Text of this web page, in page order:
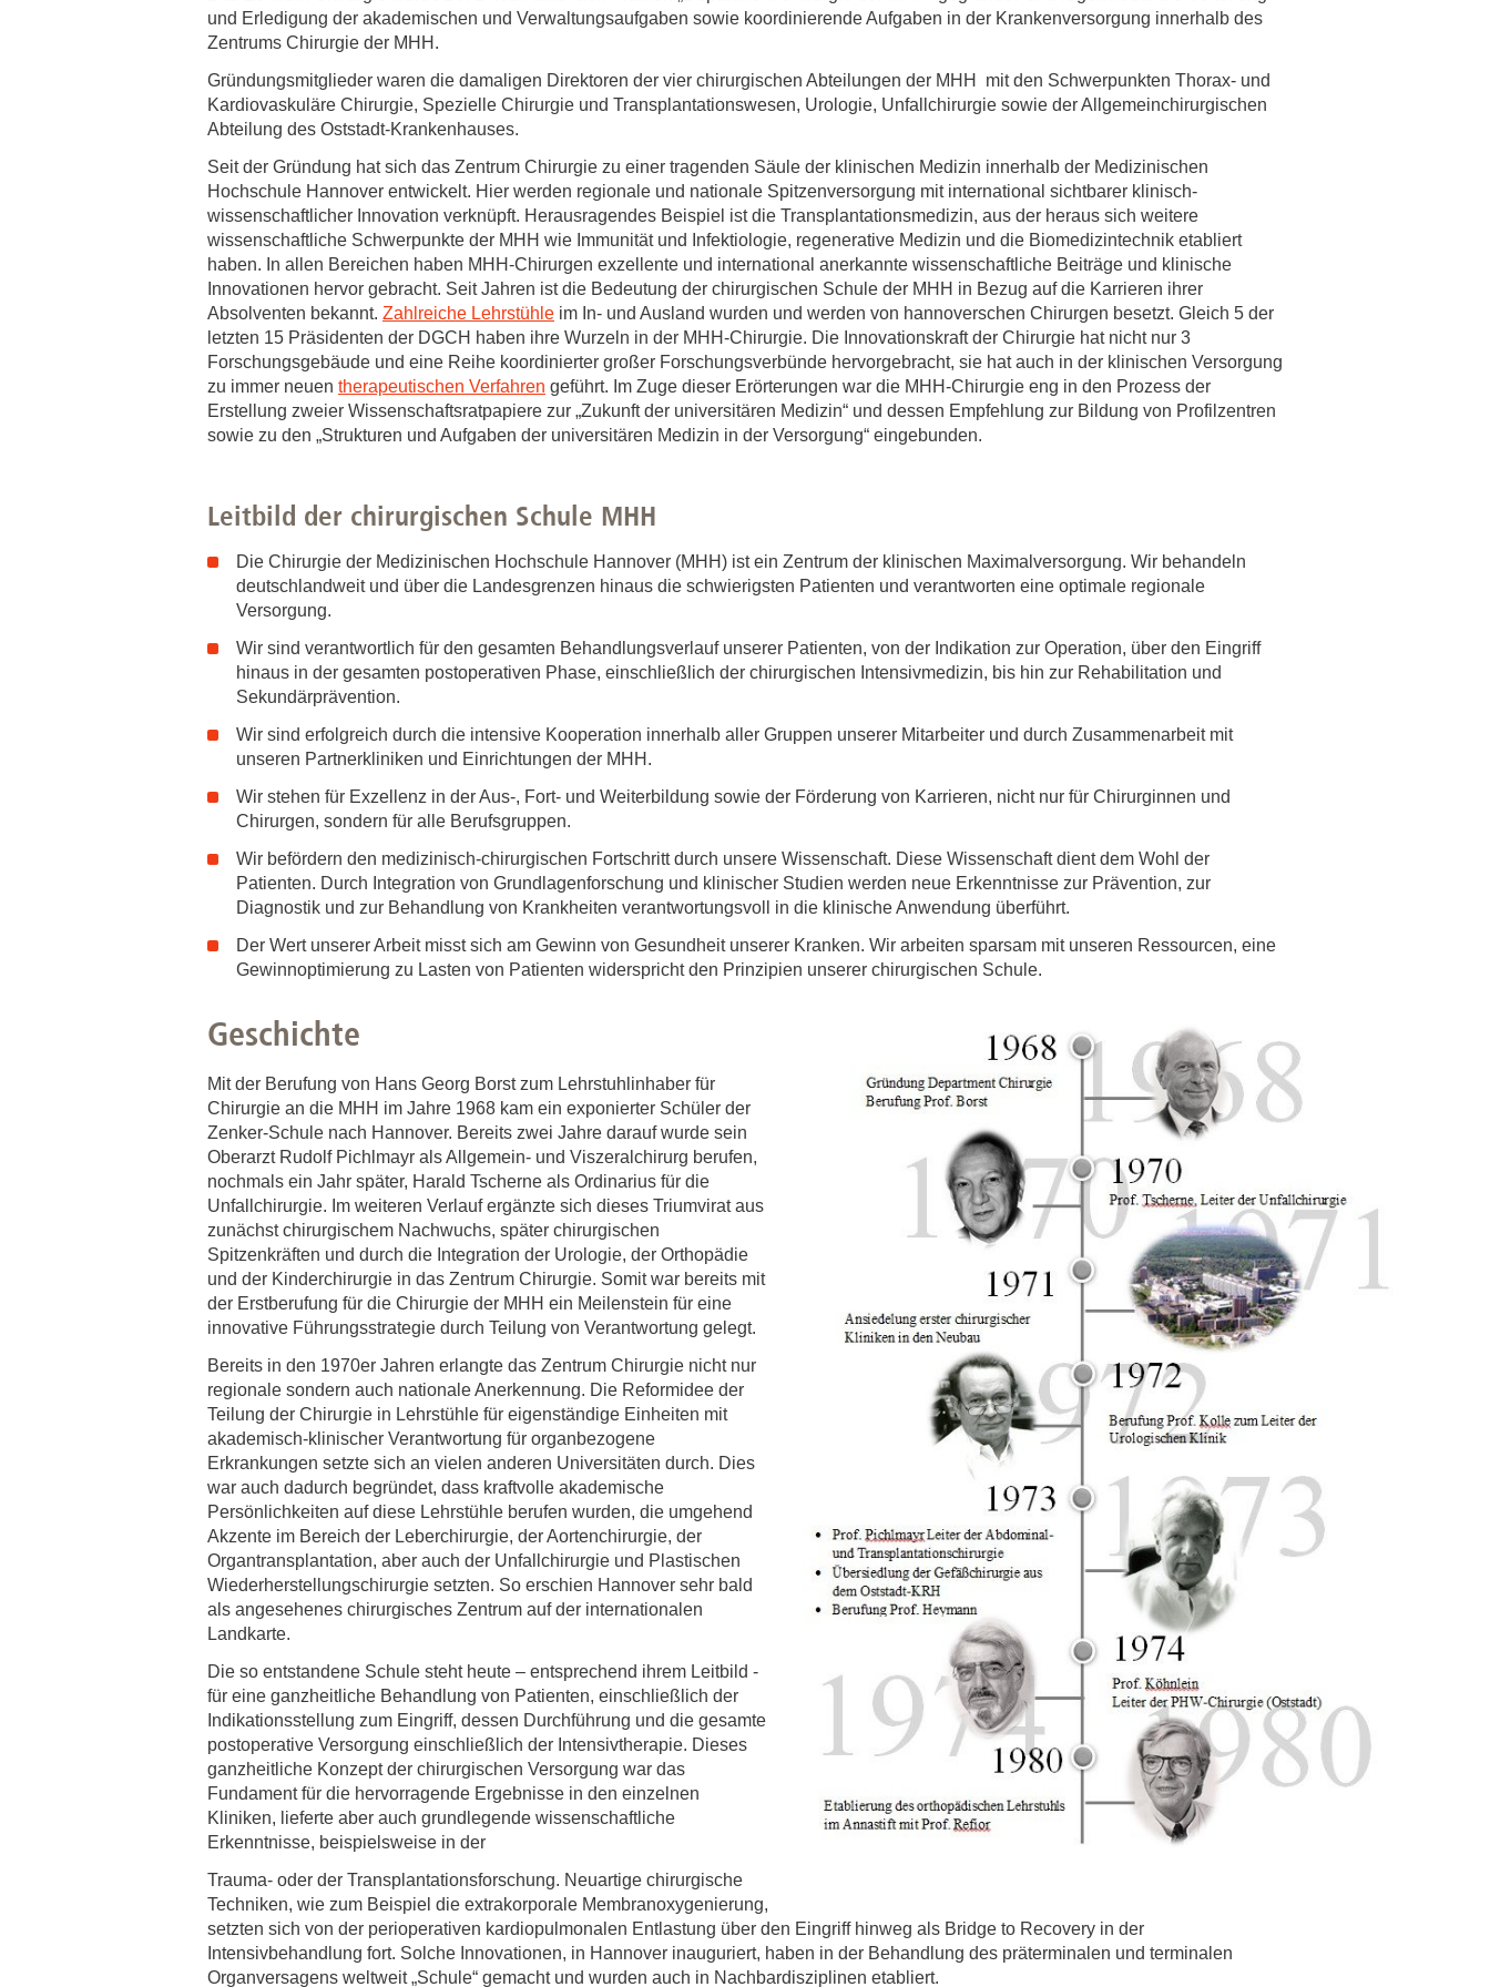
Zentrale Forschungseinrichtung Elektronenmikroskopie
Akademische Karriereentwicklung
Ansprechpersonen
Für Postdoktorand:innen
Forschungsdatenpolicy
Dekanin für Forschung und Transfer und
Gute wissenschaftliche Praxis
GWP-Kommission
Ombudswesen und Ombudsperson
Partner:innen & Netzwerke
Für Lebenswissenschaftler:innen
Für Startups und Gründer:innen
und Erledigung der akademischen und Verwaltungsaufgaben sowie koordinierende Aufgaben in der Krankenversorgung innerhalb des
Zentrums Chirurgie der MHH.
Gründungsmitglieder waren die damaligen Direktoren der vier chirurgischen Abteilungen der MHH mit den Schwerpunkten Thorax- und
Kardiovaskuläre Chirurgie, Spezielle Chirurgie und Transplantationswesen, Urologie, Unfallchirurgie sowie der Allgemeinchirurgischen
Abteilung des Oststadt-Krankenhauses.
Seit der Gründung hat sich das Zentrum Chirurgie zu einer tragenden Säule der klinischen Medizin innerhalb der Medizinischen
Hochschule Hannover entwickelt. Hier werden regionale und nationale Spitzenversorgung mit international sichtbarer klinisch-
wissenschaftlicher Innovation verknüpft. Herausragendes Beispiel ist die Transplantationsmedizin, aus der heraus sich weitere
wissenschaftliche Schwerpunkte der MHH wie Immunität und Infektiologie, regenerative Medizin und die Biomedizintechnik etabliert
haben. In allen Bereichen haben MHH-Chirurgen exzellente und international anerkannte wissenschaftliche Beiträge und klinische
Innovationen hervor gebracht. Seit Jahren ist die Bedeutung der chirurgischen Schule der MHH in Bezug auf die Karrieren ihrer
Absolventen bekannt. Zahlreiche Lehrstühle im In- und Ausland wurden und werden von hannoverschen Chirurgen besetzt. Gleich 5 der
letzten 15 Präsidenten der DGCH haben ihre Wurzeln in der MHH-Chirurgie. Die Innovationskraft der Chirurgie hat nicht nur 3
Forschungsgebäude und eine Reihe koordinierter großer Forschungsverbünde hervorgebracht, sie hat auch in der klinischen Versorgung
zu immer neuen therapeutischen Verfahren geführt. Im Zuge dieser Erörterungen war die MHH-Chirurgie eng in den Prozess der
Erstellung zweier Wissenschaftsratpapiere zur „Zukunft der universitären Medizin“ und dessen Empfehlung zur Bildung von Profilzentren
sowie zu den „Strukturen und Aufgaben der universitären Medizin in der Versorgung“ eingebunden.
Leitbild der chirurgischen Schule MHH
Die Chirurgie der Medizinischen Hochschule Hannover (MHH) ist ein Zentrum der klinischen Maximalversorgung. Wir behandeln
deutschlandweit und über die Landesgrenzen hinaus die schwierigsten Patienten und verantworten eine optimale regionale
Versorgung.
Wir sind verantwortlich für den gesamten Behandlungsverlauf unserer Patienten, von der Indikation zur Operation, über den Eingriff
hinaus in der gesamten postoperativen Phase, einschließlich der chirurgischen Intensivmedizin, bis hin zur Rehabilitation und
Sekundärprävention.
Wir sind erfolgreich durch die intensive Kooperation innerhalb aller Gruppen unserer Mitarbeiter und durch Zusammenarbeit mit
unseren Partnerkliniken und Einrichtungen der MHH.
Wir stehen für Exzellenz in der Aus-, Fort- und Weiterbildung sowie der Förderung von Karrieren, nicht nur für Chirurginnen und
Chirurgen, sondern für alle Berufsgruppen.
Wir befördern den medizinisch-chirurgischen Fortschritt durch unsere Wissenschaft. Diese Wissenschaft dient dem Wohl der
Patienten. Durch Integration von Grundlagenforschung und klinischer Studien werden neue Erkenntnisse zur Prävention, zur
Diagnostik und zur Behandlung von Krankheiten verantwortungsvoll in die klinische Anwendung überführt.
Der Wert unserer Arbeit misst sich am Gewinn von Gesundheit unserer Kranken. Wir arbeiten sparsam mit unseren Ressourcen, eine
Gewinnoptimierung zu Lasten von Patienten widerspricht den Prinzipien unserer chirurgischen Schule.
Geschichte
Mit der Berufung von Hans Georg Borst zum Lehrstuhlinhaber für
Chirurgie an die MHH im Jahre 1968 kam ein exponierter Schüler der
Zenker-Schule nach Hannover. Bereits zwei Jahre darauf wurde sein
Oberarzt Rudolf Pichlmayr als Allgemein- und Viszeralchirurg berufen,
nochmals ein Jahr später, Harald Tscherne als Ordinarius für die
Unfallchirurgie. Im weiteren Verlauf ergänzte sich dieses Triumvirat aus
zunächst chirurgischem Nachwuchs, später chirurgischen
Spitzenkräften und durch die Integration der Urologie, der Orthopädie
und der Kinderchirurgie in das Zentrum Chirurgie. Somit war bereits mit
der Erstberufung für die Chirurgie der MHH ein Meilenstein für eine
innovative Führungsstrategie durch Teilung von Verantwortung gelegt.
Bereits in den 1970er Jahren erlangte das Zentrum Chirurgie nicht nur
regionale sondern auch nationale Anerkennung. Die Reformidee der
Teilung der Chirurgie in Lehrstühle für eigenständige Einheiten mit
akademisch-klinischer Verantwortung für organbezogene
Erkrankungen setzte sich an vielen anderen Universitäten durch. Dies
war auch dadurch begründet, dass kraftvolle akademische
Persönlichkeiten auf diese Lehrstühle berufen wurden, die umgehend
Akzente im Bereich der Leberchirurgie, der Aortenchirurgie, der
Organtransplantation, aber auch der Unfallchirurgie und Plastischen
Wiederherstellungschirurgie setzten. So erschien Hannover sehr bald
als angesehenes chirurgisches Zentrum auf der internationalen
Landkarte.
Die so entstandene Schule steht heute – entsprechend ihrem Leitbild -
für eine ganzheitliche Behandlung von Patienten, einschließlich der
Indikationsstellung zum Eingriff, dessen Durchführung und die gesamte
postoperative Versorgung einschließlich der Intensivtherapie. Dieses
ganzheitliche Konzept der chirurgischen Versorgung war das
Fundament für die hervorragende Ergebnisse in den einzelnen
Kliniken, lieferte aber auch grundlegende wissenschaftliche
Erkenntnisse, beispielsweise in der
Trauma- oder der Transplantationsforschung. Neuartige chirurgische
Techniken, wie zum Beispiel die extrakorporale Membranoxygenierung,
setzten sich von der perioperativen kardiopulmonalen Entlastung über den Eingriff hinweg als Bridge to Recovery in der
Intensivbehandlung fort. Solche Innovationen, in Hannover inauguriert, haben in der Behandlung des präterminalen und terminalen
Organversagens weltweit „Schule“ gemacht und wurden auch in Nachbardisziplinen etabliert.